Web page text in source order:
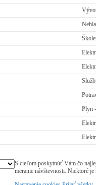
Plyn
S cieľom poskytnúť Vám čo
meranie návštevnosti. Niektoré